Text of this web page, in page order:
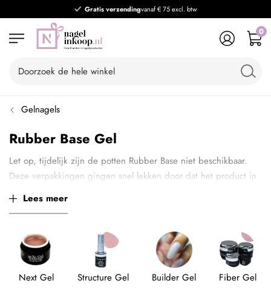
Gratis verzendingvanaf € 75 excl. btw
0
Gelnagels
Rubber Base Gel
Let op, tijdelijk zijn de potten Rubber Base niet beschikbaar.
Deze verpakkingen gingen snel lekken door dat het product in
de lege gel potten en een 100ml Rubber Base Refill en vul je
Rubber Base
van Urban Nails is uitermate geschikt
voor de versteviging van probleemnagels. De gel heeft een
goede hechting en een hele hoge viscositeit, waardoor je heel
gemakkelijk kunt bouwen en een mooie bolling op de
Lees meer
Next Gel Structure Gel Builder Gel Fiber Gel